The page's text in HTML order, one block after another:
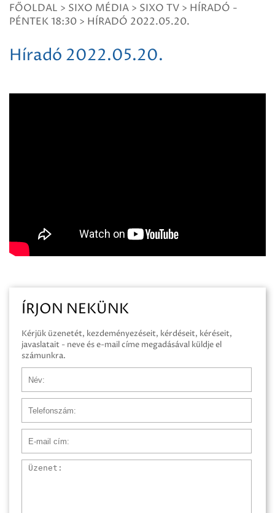
FŐOLDAL > SIXO MÉDIA > SIXO TV > HÍRADÓ -
PÉNTEK 18:30 > HÍRADÓ 2022.05.20.
Híradó 2022.05.20.
ÍRJON NEKÜNK
Kérjük üzenetét, kezdeményezéseit, kérdéseit, kéréseit,
javaslatait - neve és e-mail címe megadásával küldje el
számunkra.
Üzenet